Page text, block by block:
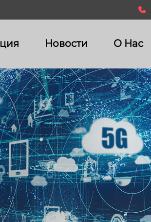

Новости О Hас